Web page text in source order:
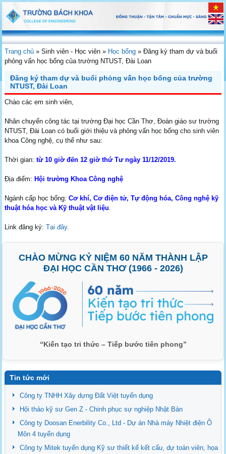
Trang chủ »Sinh viên - Học viên » Học bổng »Đăng ký tham dự và buổi
phỏng vấn học bổng của trường NTUST, Đài Loan
Đăng ký tham dự và buổi phỏng vấn học bổng của trường
NTUST, Đài Loan
Chào các em sinh viên,
Nhân chuyến công tác tại trường Đại học Cần Thơ, Đoàn giáo sư trường
NTUST, Đài Loan có buổi giới thiệu và phỏng vấn học bổng cho sinh viên
khoa Công nghệ, cụ thể như sau:
Thời gian:từ 10 giờ đến 12 giờ thứ Tư ngày 11/12/2019.
Địa điểm: Hội trường Khoa Công nghệ
Ngành cấp học bổng:Cơ khí, Cơ điện tử, Tự động hóa, Công nghệ kỹ
thuật hóa học và Kỹ thuật vật liệu
Link đăng ký:Tại đây.
CHÀO MỪNG KỶ NIỆM 60 NĂM THÀNH LẬP
ĐẠI HỌC CẦN THƠ (1966 - 2026)
“Kiến tạo tri thức – Tiếp bước tiên phong”
Tin tức mới
Công ty TNHH Xây dựng Đất Việt tuyển dụng
Hội thảo kỹ sư Gen Z - Chinh phục sự nghiệp Nhật Bản
Công ty Doosan Enerbility Co., Ltd - Dự án Nhà máy Nhiệt điện Ô
Môn 4 tuyển dụng
Công ty Mitek tuyển dụng Kỹ sư thiết kế kết cấu, dự toán viên, họa